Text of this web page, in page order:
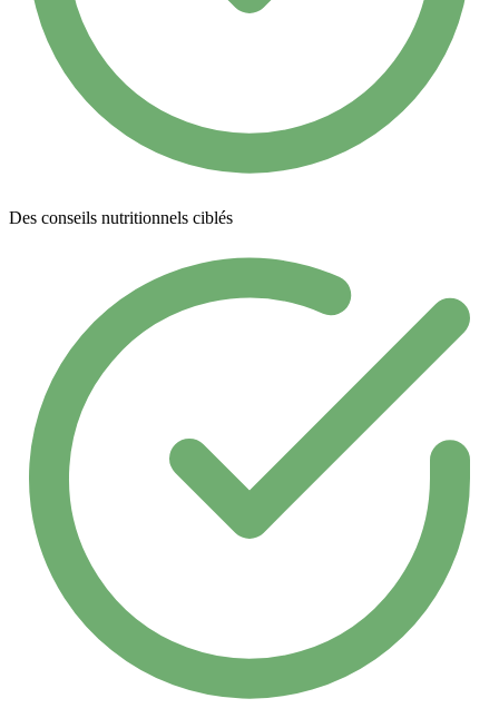
Des conseils nutritionnels ciblés